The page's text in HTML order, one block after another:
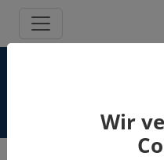
Wir